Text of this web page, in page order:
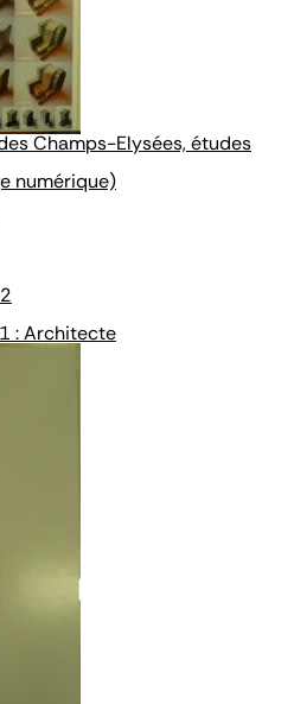
Champs-Elysées, études
numérique)
: Architecte